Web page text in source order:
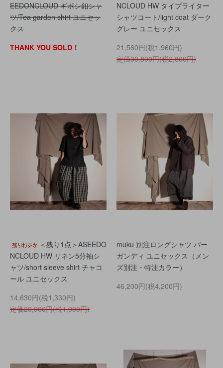
EEDONCLOUD ギボシ釦シャ
ツ/Tea garden shirt ユニセッ
クス
THANK YOU SOLD！
NCLOUD HW タイプライター
シャツコート/light coat ダーク
グレー ユニセックス
21,560円(税1,960円)
定価30,800円(税2,800円)
＜残り1点＞ASEEDO
NCLOUD HW リネン5分袖シ
ャツ/short sleeve shirt チャコ
ール ユニセックス
14,630円(税1,330円)
定価20,900円(税1,900円)
muku 別注ロングシャツ バー
ガンディ ユニセックス（メン
ズ別注・特注カラー）
46,200円(税4,200円)